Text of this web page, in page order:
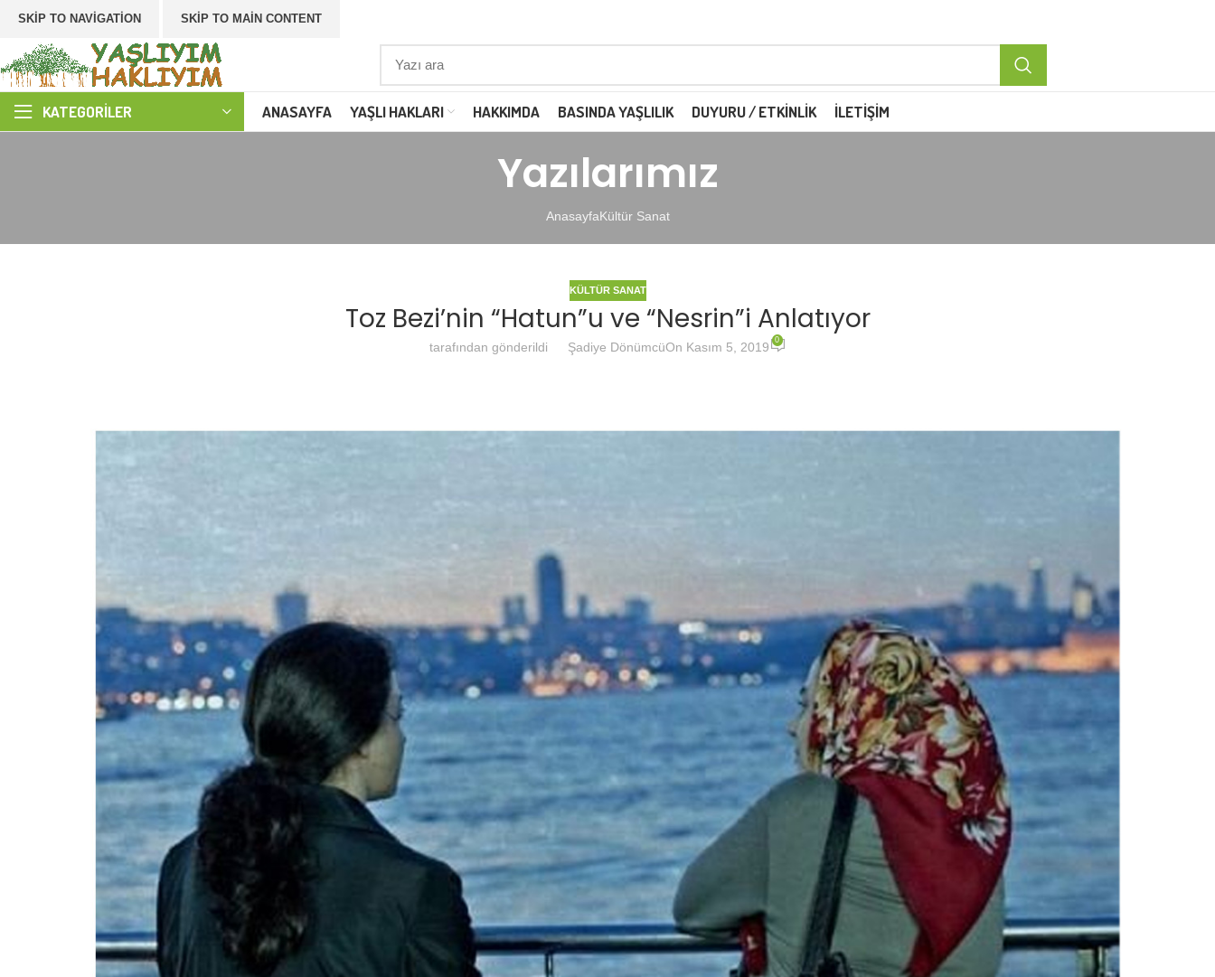
SKIP TO NAVIGATION SKIP TO MAIN CONTENT
KATEGORILER ANASAYFA YAŞLI HAKLARI HAKKIMDA BASINDA YAŞLILIK DUYURU / ETKINLIK İLETIŞIM
Yazılarımız
AnasayfaKültür Sanat
KÜLTÜR SANAT
Toz Bezi’nin “Hatun”u ve “Nesrin”i Anlatıyor
tarafından gönderildi Şadiye DönümcüOn Kasım 5, 2019 0